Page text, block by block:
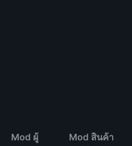
Mod ผู้
Mod สินค้า